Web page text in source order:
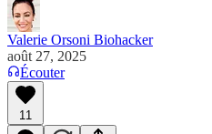
Valerie Orsoni Biohacker
août 27, 2025
Écouter
11